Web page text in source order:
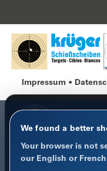
Impressum
We found a better
Your browser is not
our English or
COOKIE-
Datenschutz im Fokus